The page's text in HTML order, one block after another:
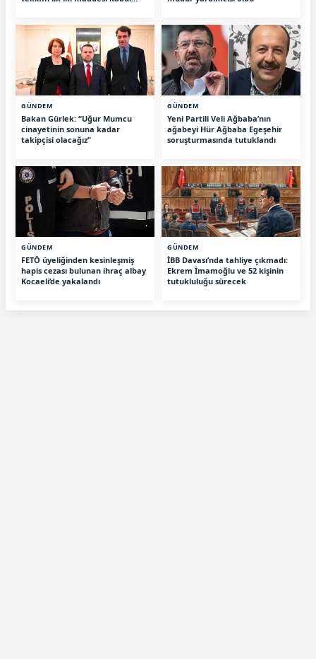
GÜNDEM
Bakan Gürlek: “Uğur Mumcu
cinayetinin sonuna kadar
takipçisi olacağız”
GÜNDEM
Yeni Partili Veli Ağbaba’nın
ağabeyi Hür Ağbaba Egeşehir
soruşturmasında tutuklandı
GÜNDEM
FETÖ üyeliğinden kesinleşmiş
hapis cezası bulunan ihraç albay
Kocaeli’de yakalandı
GÜNDEM
İBB Davası’nda tahliye çıkmadı:
Ekrem İmamoğlu ve 52 kişinin
tutukluluğu sürecek